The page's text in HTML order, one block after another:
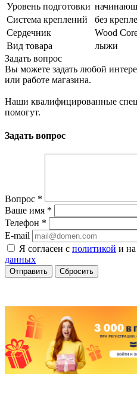
Уровень подготовки
Система креплений
без
Сердечник
Wood
Вид товара
лыжи
Задать вопрос
Вы можете задать любой
или работе магазина.
Наши квалифицированные
помогут.
Задать вопрос
Вопрос *
Ваше имя *
Телефон *
E-mail
Я согласен с политикой и на
данных
Сбросить